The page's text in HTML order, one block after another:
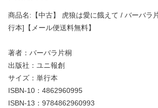
商品名:【中古】 虎狼は愛に餓えて / バーバラ
行本]【メール便送料無料】
著者：バーバラ片桐
出版社：ユニ報創
サイズ：単行本
ISBN-10：4862960995
ISBN-13：9784862960993